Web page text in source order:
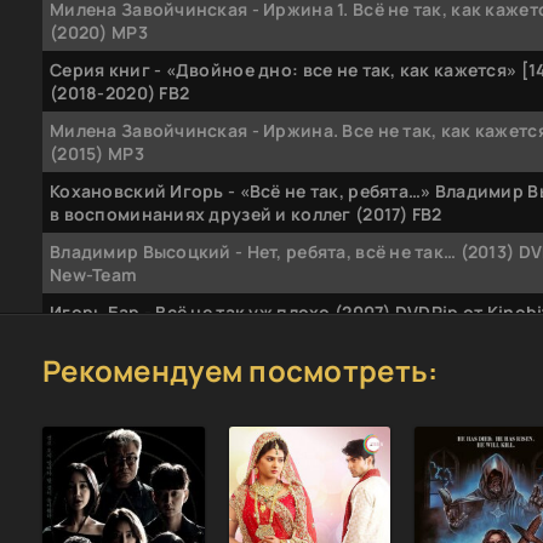
Милена Завойчинская - Иржина 1. Всё не так, как
(2020) MP3
Серия книг - «Двойное дно: все не так, как кажется»
(2018-2020) FB2
Милена Завойчинская - Иржина. Все не так, как
(2015) МР3
Кохановский Игорь - «Всё не так, ребята…» Владимир
в воспоминаниях друзей и коллег (2017) FB2
Владимир Высоцкий - Нет, ребята, всё не так… (2013)
New-Team
Игорь Бар - Всё не так уж плохо (2007) DVDRip от
Отпустить прошлое, разобраться в себе и найти опору
Милена Завойчинская | Иржина (Книга 1). Всё не так,
кажется (2020) [MP3, Алевтина Жарова]
Рафаэль Сантандреу | Всё не так ужасно. Философия
счастливых (2025) [MP3, Весна Алена]
Рекомендуем посмотреть: